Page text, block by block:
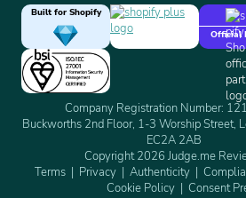
Built for Shopify
Official
Company Registration Number:
Buckworths 2nd Floor, 1-3 Worship Street,
EC2A 2AB
Copyright 2026 Judge.me
Terms
Privacy Authenticity
Cookie Policy
Consent